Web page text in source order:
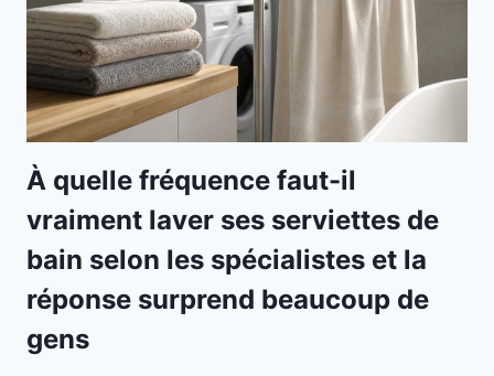
À quelle fréquence faut-il
vraiment laver ses serviettes de
bain selon les spécialistes et la
réponse surprend beaucoup de
gens